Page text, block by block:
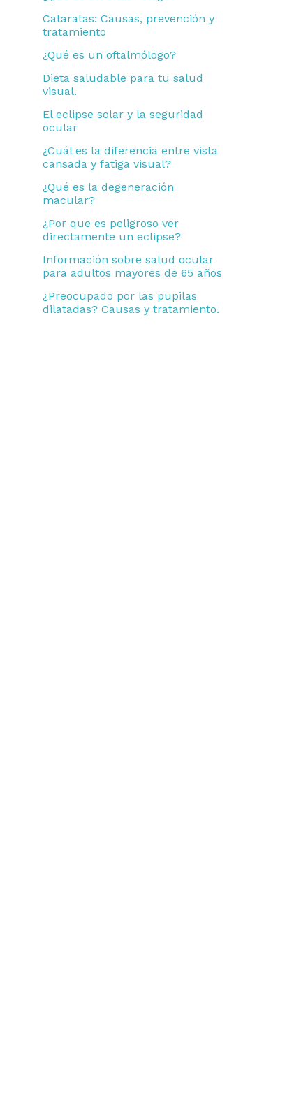
o
Cataratas: Causas, prevención y
tratamiento
¿Qué es un oftalmólogo?
Dieta saludable para tu salud
visual.
El eclipse solar y la seguridad
ocular
¿Cuál es la diferencia entre vista
cansada y fatiga visual?
¿Qué es la degeneración
macular?
¿Por que es peligroso ver
directamente un eclipse?
Información sobre salud ocular
para adultos mayores de 65 años
¿Preocupado por las pupilas
dilatadas? Causas y tratamiento.